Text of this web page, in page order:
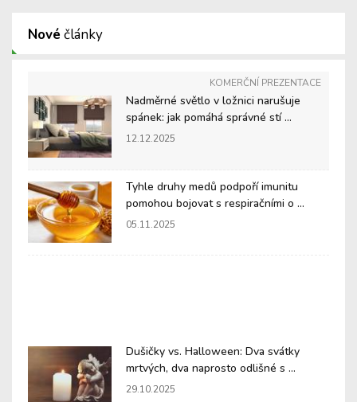
Nové články
KOMERČNÍ PREZENTACE
Nadměrné světlo v ložnici narušuje
spánek: jak pomáhá správné stí ...
12.12.2025
Tyhle druhy medů podpoří imunitu
pomohou bojovat s respiračními o ...
05.11.2025
Dušičky vs. Halloween: Dva svátky
mrtvých, dva naprosto odlišné s ...
29.10.2025